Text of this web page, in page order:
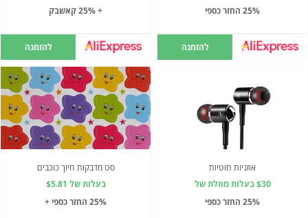
25% החזר כספי
להזמנה
+ 25% קאשבק
להזמנה
אוזניות חוטיות
$30 בעלות מוזלת של
25% החזר כספי
סט מדבקות חיוך כוכבים
בעלות של $5.81
25% החזר כספי +